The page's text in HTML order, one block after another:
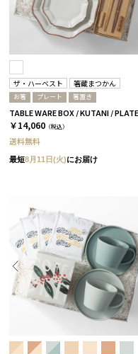
ザ・ハーベスト 箸蔵まつかん
お箸 プレート 箸置き
￥14,060 （税込）
送料無料
最短8月11日(火)にお届け